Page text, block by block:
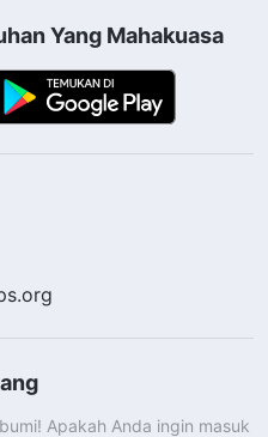
Yang Mahakuasa
Apakah Anda ingin masuk